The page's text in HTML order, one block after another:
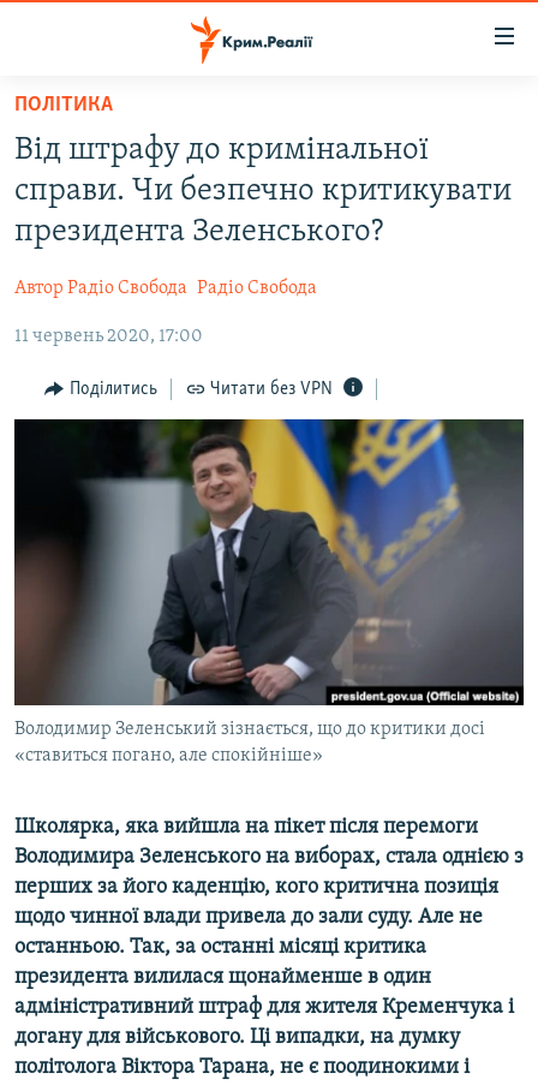
Перейти
основного
матеріалу
Перейти
до
основної
навігації
Перейти
пошуку
ВОДА.КРИМ
ВІДЕО ТА ФОТО
БЛОГИ
ПОГЛЯД
ІНТЕРВ'Ю
СПЕЦПРОЕКТИ
ВІДЕОУРОКИ «ELIFBE»
СВІДЧЕННЯ ОКУПАЦІЇ
УКРАЇНСЬКА ПРОБЛЕМА КРИМУ
ЯК ОБІЙТИ БЛОКУВАННЯ
ПОЛІТИКА
Від штрафу до кримінальної
справи. Чи безпечно критикувати
президента Зеленського?
Автор Радіо Свобода Радіо Свобода
11 червень 2020, 17:00
Поділитись Читати без VPN
Володимир Зеленський зізнається, що до критики досі
«ставиться погано, але спокійніше»
Школярка, яка вийшла на пікет після перемоги
Володимира Зеленського на виборах, стала однією з
перших за його каденцію, кого критична позиція
щодо чинної влади привела до зали суду. Але не
останньою. Так, за останні місяці критика
президента вилилася щонайменше в один
адміністративний штраф для жителя Кременчука і
догану для військового. Ці випадки, на думку
політолога Віктора Тарана, не є поодинокими і